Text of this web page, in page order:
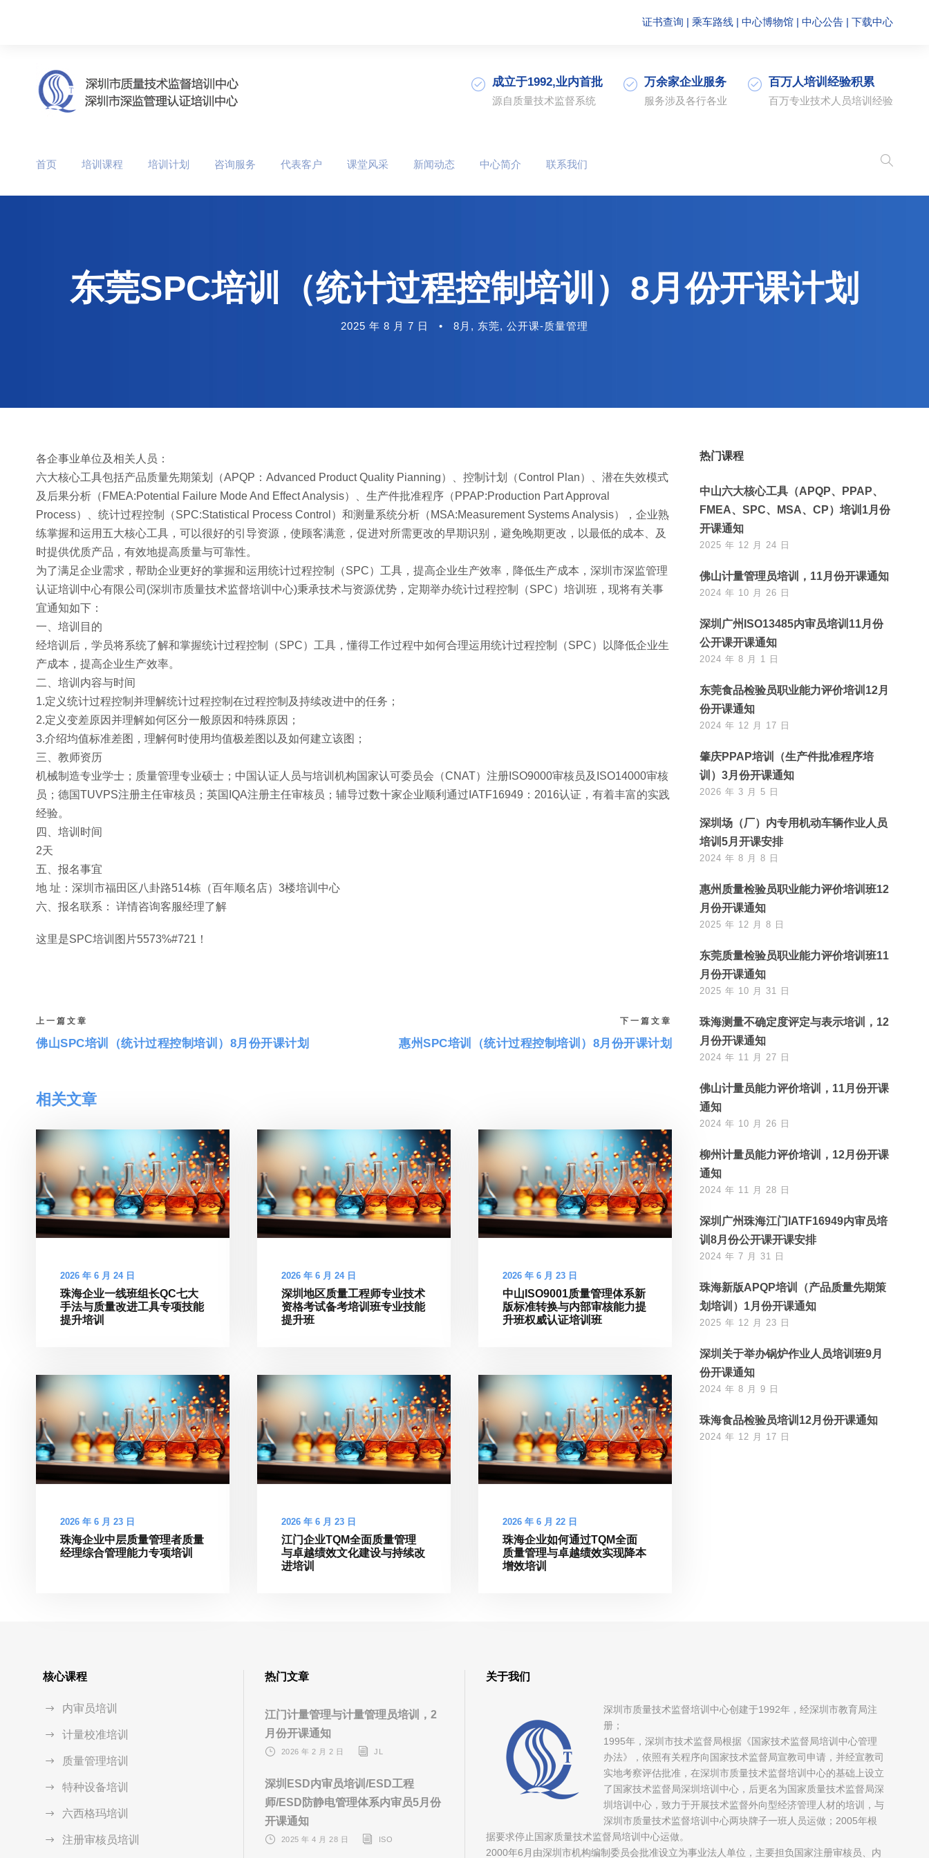
证书查询 | 乘车路线 | 中心博物馆 | 中心公告 | 下载中心
成立于1992,业内首批
源自质量技术监督系统
万余家企业服务
服务涉及各行各业
百万人培训经验积累
百万专业技术人员培训经验
首页 培训课程 培训计划 咨询服务 代表客户 课堂风采 新闻动态 中心简介 联系我们
东莞SPC培训（统计过程控制培训）8月份开课计划
2025 年 8 月 7 日 • 8月 , 东莞, 公开课-质量管理
各企事业单位及相关人员：
六大核心工具包括产品质量先期策划（APQP：Advanced Product Quality Pianning）、控制计划（Control Plan）、潜在失效模式
及后果分析（FMEA:Potential Failure Mode And Effect Analysis）、生产件批准程序（PPAP:Production Part Approval
Process）、统计过程控制（SPC:Statistical Process Control）和测量系统分析（MSA:Measurement Systems Analysis），企业熟
练掌握和运用五大核心工具，可以很好的引导资源，使顾客满意，促进对所需更改的早期识别，避免晚期更改，以最低的成本、及
时提供优质产品，有效地提高质量与可靠性。
为了满足企业需求，帮助企业更好的掌握和运用统计过程控制（SPC）工具，提高企业生产效率，降低生产成本，深圳市深监管理
认证培训中心有限公司(深圳市质量技术监督培训中心)秉承技术与资源优势，定期举办统计过程控制（SPC）培训班，现将有关事
宜通知如下：
一、培训目的
经培训后，学员将系统了解和掌握统计过程控制（SPC）工具，懂得工作过程中如何合理运用统计过程控制（SPC）以降低企业生
产成本，提高企业生产效率。
二、培训内容与时间
1.定义统计过程控制并理解统计过程控制在过程控制及持续改进中的任务；
2.定义变差原因并理解如何区分一般原因和特殊原因；
3.介绍均值标准差图，理解何时使用均值极差图以及如何建立该图；
三、教师资历
机械制造专业学士；质量管理专业硕士；中国认证人员与培训机构国家认可委员会（CNAT）注册ISO9000审核员及ISO14000审核
员；德国TUVPS注册主任审核员；英国IQA注册主任审核员；辅导过数十家企业顺利通过IATF16949：2016认证，有着丰富的实践
经验。
四、培训时间
2天
五、报名事宜
地 址：深圳市福田区八卦路514栋（百年顺名店）3楼培训中心
六、报名联系： 详情咨询客服经理了解
这里是SPC培训图片5573%#721！
上一篇文章
佛山SPC培训（统计过程控制培训）8月份开课计划
下一篇文章
惠州SPC培训（统计过程控制培训）8月份开课计划
相关文章
2026 年 6 月 24 日
珠海企业一线班组长QC七大
手法与质量改进工具专项技能
提升培训
2026 年 6 月 24 日
深圳地区质量工程师专业技术
资格考试备考培训班专业技能
提升班
2026 年 6 月 23 日
中山ISO9001质量管理体系新
版标准转换与内部审核能力提
升班权威认证培训班
2026 年 6 月 23 日
珠海企业中层质量管理者质量
经理综合管理能力专项培训
2026 年 6 月 23 日
江门企业TQM全面质量管理
与卓越绩效文化建设与持续改
进培训
2026 年 6 月 22 日
珠海企业如何通过TQM全面
质量管理与卓越绩效实现降本
增效培训
热门课程
中山六大核心工具（APQP、PPAP、
FMEA、SPC、MSA、CP）培训1月份
开课通知
2025 年 12 月 24 日
佛山计量管理员培训，11月份开课通知
2024 年 10 月 26 日
深圳广州ISO13485内审员培训11月份
公开课开课通知
2024 年 8 月 1 日
东莞食品检验员职业能力评价培训12月
份开课通知
2024 年 12 月 17 日
肇庆PPAP培训（生产件批准程序培
训）3月份开课通知
2026 年 3 月 5 日
深圳场（厂）内专用机动车辆作业人员
培训5月开课安排
2024 年 8 月 8 日
惠州质量检验员职业能力评价培训班12
月份开课通知
2025 年 12 月 8 日
东莞质量检验员职业能力评价培训班11
月份开课通知
2025 年 10 月 31 日
珠海测量不确定度评定与表示培训，12
月份开课通知
2024 年 11 月 27 日
佛山计量员能力评价培训，11月份开课
通知
2024 年 10 月 26 日
柳州计量员能力评价培训，12月份开课
通知
2024 年 11 月 28 日
深圳广州珠海江门IATF16949内审员培
训8月份公开课开课安排
2024 年 7 月 31 日
珠海新版APQP培训（产品质量先期策
划培训）1月份开课通知
2025 年 12 月 23 日
深圳关于举办锅炉作业人员培训班9月
份开课通知
2024 年 8 月 9 日
珠海食品检验员培训12月份开课通知
2024 年 12 月 17 日
核心课程
内审员培训
计量校准培训
质量管理培训
特种设备培训
六西格玛培训
注册审核员培训
热门文章
江门计量管理与计量管理员培训，2
月份开课通知
2026 年 2 月 2 日 JL
深圳ESD内审员培训/ESD工程
师/ESD防静电管理体系内审员5月份
开课通知
2025 年 4 月 28 日 ISO
关于我们
深圳市质量技术监督培训中心创建于1992年，经深圳市教育局注
册；
1995年，深圳市技术监督局根据《国家技术监督局培训中心管理
办法》，依照有关程序向国家技术监督局宣教司申请，并经宣教司
实地考察评估批准，在深圳市质量技术监督培训中心的基础上设立
了国家技术监督局深圳培训中心，后更名为国家质量技术监督局深
圳培训中心，致力于开展技术监督外向型经济管理人材的培训，与
深圳市质量技术监督培训中心两块牌子一班人员运做；2005年根
据要求停止国家质量技术监督局培训中心运做。
2000年6月由深圳市机构编制委员会批准设立为事业法人单位，主要担负国家注册审核员、内